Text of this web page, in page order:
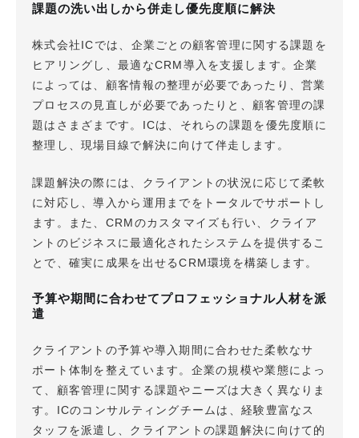
課題の洗い出しから併走し優先度順に解決
株式会社ICでは、企業ごとの顧客管理に関する課題を
ヒアリングし、最適なCRM導入を支援します。企業
によっては、顧客情報の整理が必要であったり、営業
プロセスの見直しが必要であったりと、顧客管理の課
題はさまざまです。ICは、それらの課題を優先度順に
整理し、現場目線で解決に向けて伴走します。
課題解決の際には、クライアントの状況に応じて柔軟
に対応し、導入から運用までをトータルでサポートし
ます。また、CRMのカスタマイズも行い、クライア
ントのビジネスに最適化されたシステムを提供するこ
とで、確実に成果を出せるCRM環境を構築します。
予算や期間に合わせてプロフェッショナル人材を派
遣
クライアントの予算や導入期間に合わせた柔軟なサ
ポート体制を整えています。企業の規模や業態によっ
て、顧客管理に関する課題やニーズは大きく異なりま
す。ICのコンサルティングチームは、経験豊富なス
タッフを派遣し、クライアントの課題解決に向けて的